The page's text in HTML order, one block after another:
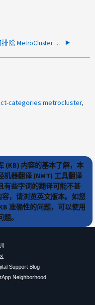
如何排除 MetroCluster 检查节点错误
categories:metrocluster
(KB) 内容的基本了解，本
机器翻译 (NMT) 工具翻译
有些字词的翻译可能不甚
，请浏览英文版本。如您
准确性的问题，可以使用
。
Support Blog
Neighborhood